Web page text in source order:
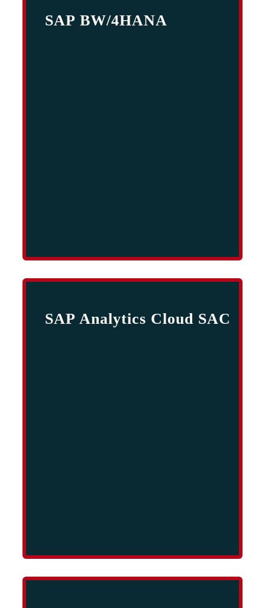
SAP BW/4HANA
SAP Analytics Cloud SAC